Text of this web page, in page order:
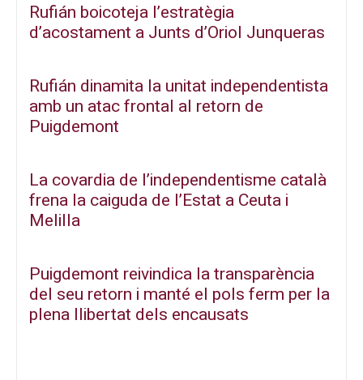
Rufián boicoteja l’estratègia
d’acostament a Junts d’Oriol Junqueras
Rufián dinamita la unitat independentista
amb un atac frontal al retorn de
Puigdemont
La covardia de l’independentisme català
frena la caiguda de l’Estat a Ceuta i
Melilla
Puigdemont reivindica la transparència
del seu retorn i manté el pols ferm per la
plena llibertat dels encausats